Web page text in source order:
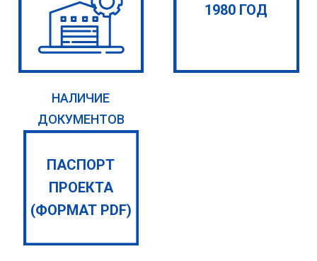
1980 ГОД
НАЛИЧИЕ
ДОКУМЕНТОВ
ПАСПОРТ
ПРОЕКТА
(ФОРМАТ PDF)